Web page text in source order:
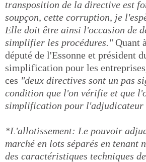
transposition de la directive est
soupçon, cette corruption, je
Elle doit être ainsi l'occasion de
simplifier les procédures."Quant
député de l'Essonne et président
simplification pour les
ces "deux directives sont un pas
condition que l'on vérifie et que
simplification pour l'adjudicateur
*L'allotissement: Le pouvoir
marché en lots séparés en tenant
des caractéristiques techniques